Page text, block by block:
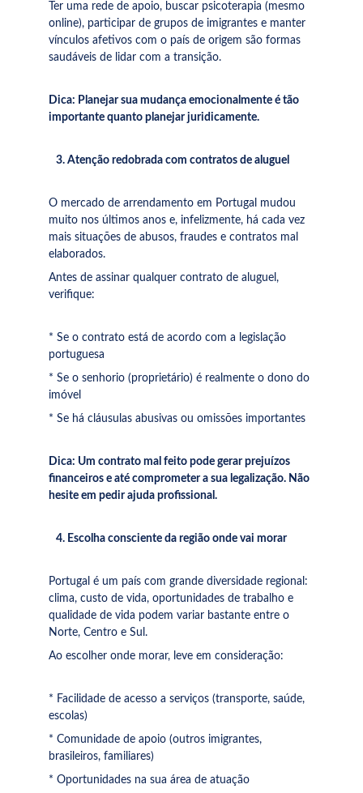
Ter uma rede de apoio, buscar psicoterapia (mesmo
online), participar de grupos de imigrantes e manter
vínculos afetivos com o país de origem são formas
saudáveis de lidar com a transição.
Dica: Planejar sua mudança emocionalmente é tão
importante quanto planejar juridicamente.
   3. Atenção redobrada com contratos de aluguel
O mercado de arrendamento em Portugal mudou
muito nos últimos anos e, infelizmente, há cada vez
mais situações de abusos, fraudes e contratos mal
elaborados.
Antes de assinar qualquer contrato de aluguel,
verifique:
* Se o contrato está de acordo com a legislação
portuguesa
* Se o senhorio (proprietário) é realmente o dono do
imóvel
* Se há cláusulas abusivas ou omissões importantes
Dica: Um contrato mal feito pode gerar prejuízos
financeiros e até comprometer a sua legalização. Não
hesite em pedir ajuda profissional.
   4. Escolha consciente da região onde vai morar
Portugal é um país com grande diversidade regional:
clima, custo de vida, oportunidades de trabalho e
qualidade de vida podem variar bastante entre o
Norte, Centro e Sul.
Ao escolher onde morar, leve em consideração:
* Facilidade de acesso a serviços (transporte, saúde,
escolas)
* Comunidade de apoio (outros imigrantes,
brasileiros, familiares)
* Oportunidades na sua área de atuação